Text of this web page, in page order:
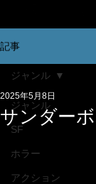
記事
ジャンル
SF
ホラー
アクション
ジャンル
サンダー
2025年5月8日